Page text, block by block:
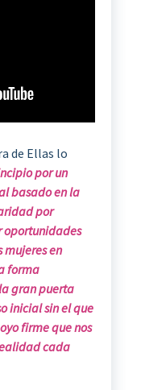
de Ellas lo
por un
basado en la
por
en
forma
gran puerta
inicial sin el que
firme que nos
cada